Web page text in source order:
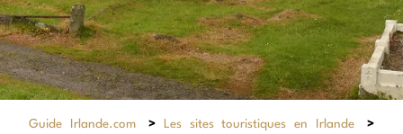
Guide Irlande.com > Les sites touristiques en Irlande
>